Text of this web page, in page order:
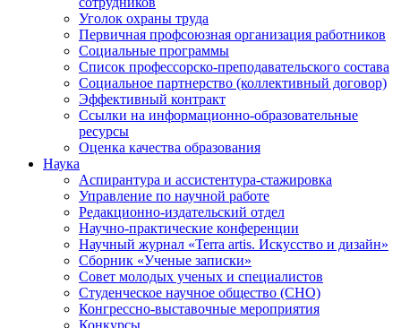
Уголок охраны труда
Первичная профсоюзная организация работников
Социальные программы
Список профессорско-преподавательского состава
Социальное партнерство (коллективный договор)
Эффективный контракт
Ссылки на информационно-образовательные
ресурсы
Оценка качества образования
Наука
Аспирантура и ассистентура-стажировка
Управление по научной работе
Редакционно-издательский отдел
Научно-практические конференции
Научный журнал «Terra artis. Искусство и дизайн»
Сборник «Ученые записки»
Совет молодых ученых и специалистов
Студенческое научное общество (СНО)
Конгрессно-выставочные мероприятия
Конкурсы